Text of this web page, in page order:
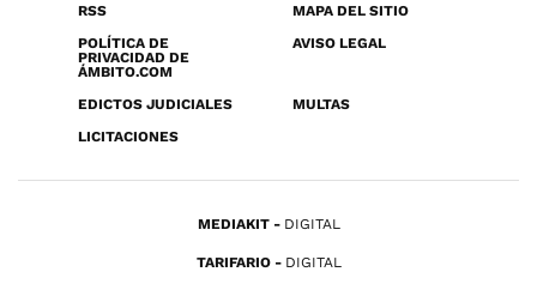
RSS
MAPA DEL SITIO
POLÍTICA DE
PRIVACIDAD DE
ÁMBITO.COM
AVISO LEGAL
EDICTOS JUDICIALES
MULTAS
LICITACIONES
MEDIAKIT DIGITAL
TARIFARIO DIGITAL